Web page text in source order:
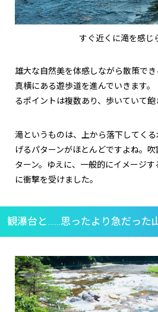
すぐ近くに滝を感じ
雄大な自然美を体感しながら散策で
真横にある遊歩道を進んでいきます
るポイントは複数あり、歩いていて飽
滝というものは、上から落下してく
げるパターンがほとんどですよね。
ターン。ゆえに、一般的にイメージ
に衝撃を受けました。
観瀑台と……思ったより急だった